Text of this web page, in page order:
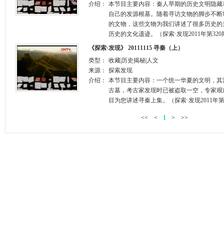
介绍：
本节目主要内容：秦人早期的历史文明隐
自己的发源根基。随着寻访文物的脚步不
的文物，这些文物为我们讲述了很多历史
历史的文化遗迹。（探索·发现2011年第320
《探索·发现》 20111115 寻秦（上）
类型：
收藏|历史揭秘|人文
来源：
探索发现
介绍：
本节目主要内容：一个统一华夏的文明，
古墓，考古家发现时已被盗取一空，专家
目为您讲述寻秦上集。（探索·发现2011年
<< < 1 > >>